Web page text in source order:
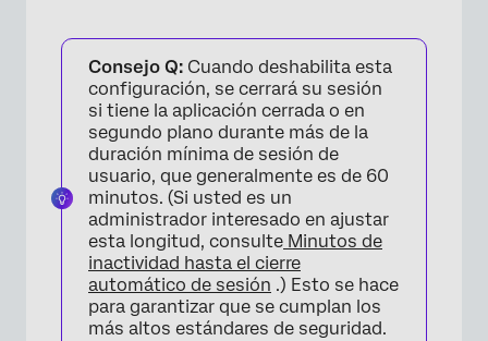
×
Consejo Q: Cuando deshabilita esta
configuración, se cerrará su sesión
si tiene la aplicación cerrada o en
segundo plano durante más de la
duración mínima de sesión de
usuario, que generalmente es de 60
minutos. (Si usted es un
administrador interesado en ajustar
esta longitud, consulte Minutos de
inactividad hasta el cierre
automático de sesión .) Esto se hace
para garantizar que se cumplan los
más altos estándares de seguridad.